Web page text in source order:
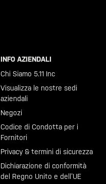
INFO AZIENDALI
Chi Siamo 5.11 Inc
Visualizza le nostre sedi
aziendali
Negozi
Codice di Condotta per i
Fornitori
Privacy & termini di sicurezza
Dichiarazione di conformità
del Regno Unito e dell’UE